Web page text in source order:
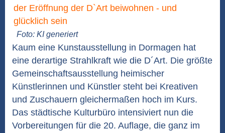
Foto: KI generiert
Kaum eine Kunstausstellung in Dormagen hat
eine derartige Strahlkraft wie die D´Art. Die größte
Gemeinschaftsausstellung heimischer
Künstlerinnen und Künstler steht bei Kreativen
und Zuschauern gleichermaßen hoch im Kurs.
Das städtische Kulturbüro intensiviert nun die
Vorbereitungen für die 20. Auflage, die ganz im